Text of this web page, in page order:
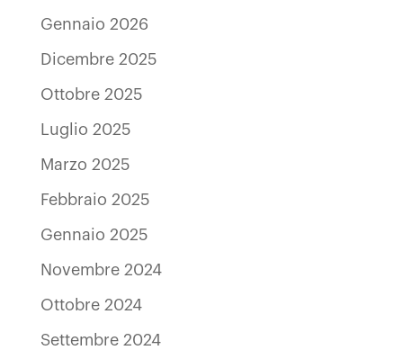
Gennaio 2026
Dicembre 2025
Ottobre 2025
Luglio 2025
Marzo 2025
Febbraio 2025
Gennaio 2025
Novembre 2024
Ottobre 2024
Settembre 2024